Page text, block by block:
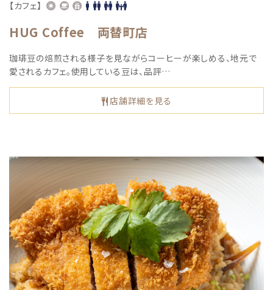
【カフェ】
HUG Coffee 両替町店
珈琲豆の焙煎される様子を見ながらコーヒーが楽しめる、地元で
愛されるカフェ。使用している豆は、品評…
店舗詳細を見る